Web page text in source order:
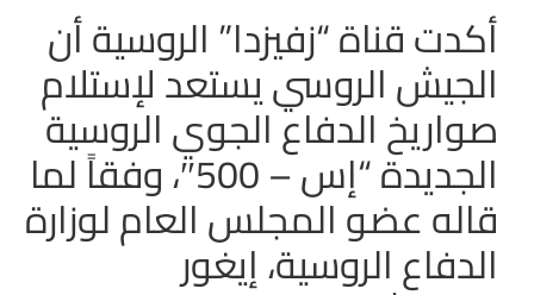
أكدت قناة “زفيزدا” الروسية أن
الجيش الروسي يستعد لإستلام
صواريخ الدفاع الجوي الروسية
الجديدة “إس – 500″، وفقاً لما
قاله عضو المجلس العام لوزارة
الدفاع الروسية، إيغور